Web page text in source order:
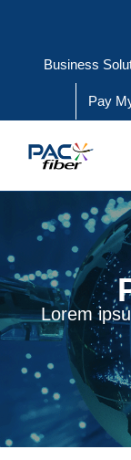
contentBusiness
Pay
Lorem